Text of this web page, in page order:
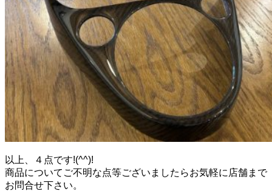
以上、４点です!(^^)!
商品についてご不明な点等ございましたらお気軽に店舗まで
お問合せ下さい。